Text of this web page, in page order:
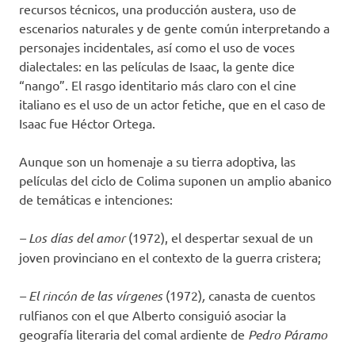
recursos técnicos, una producción austera, uso de
escenarios naturales y de gente común interpretando a
personajes incidentales, así como el uso de voces
dialectales: en las películas de Isaac, la gente dice
“nango”. El rasgo identitario más claro con el cine
italiano es el uso de un actor fetiche, que en el caso de
Isaac fue Héctor Ortega.
Aunque son un homenaje a su tierra adoptiva, las
películas del ciclo de Colima suponen un amplio abanico
de temáticas e intenciones:
– Los días del amor(1972), el despertar sexual de un
joven provinciano en el contexto de la guerra cristera;
– El rincón de las vírgenes (1972), canasta de cuentos
rulfianos con el que Alberto consiguió asociar la
geografía literaria del comal ardiente de Pedro Páramo